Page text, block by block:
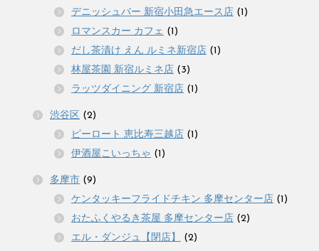
デニッシュバー 新宿小田急エース店 (1)
ロマンスカー カフェ (1)
だし茶漬け えん ルミネ新宿店 (1)
林屋茶園 新宿ルミネ店 (3)
ラッツダイニング 新宿店 (1)
渋谷区 (2)
ピーロート 恵比寿三越店 (1)
伊酒屋こいっちゃ (1)
多摩市 (9)
ケンタッキーフライドチキン 多摩センター店 (1)
おたふくやるき茶屋 多摩センター店 (2)
エル・ダンジュ【閉店】
(2)